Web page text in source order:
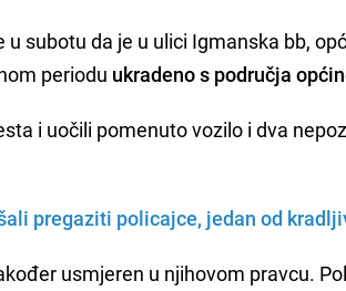
subotu da je u ulici Igmanska bb,
periodu ukradeno s područja
i uočili pomenuto vozilo i dva
pregaziti policajce, jedan od
usmjeren u njihovom pravcu.